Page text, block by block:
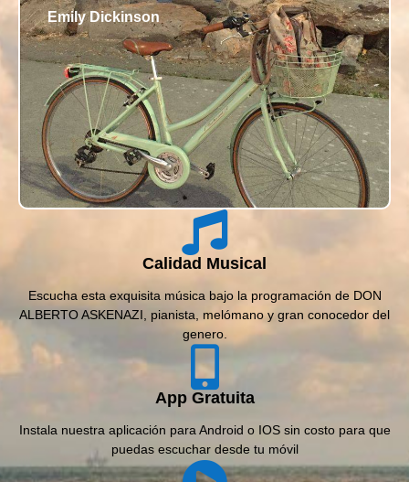
Emily Dickinson
Calidad Musical
Escucha esta exquisita música bajo la programación de DON
ALBERTO ASKENAZI, pianista, melómano y gran conocedor del
genero.
App Gratuita
Instala nuestra aplicación para Android o IOS sin costo para que
puedas escuchar desde tu móvil